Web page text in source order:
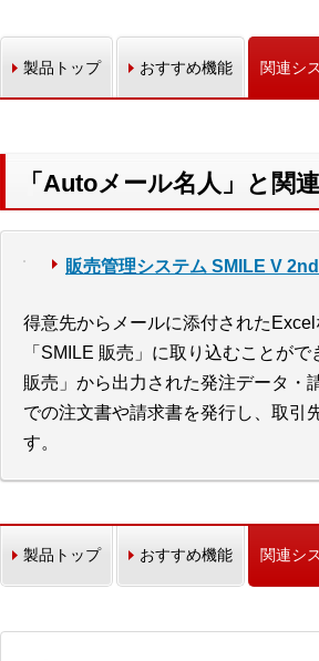
製品トップ おすすめ機能 関連シ
「Autoメール名人」と関
販売管理システム SMILE V
得意先からメールに添付された
「SMILE 販売」に取り込むことが
販売」から出力された発注データ・
での注文書や請求書を発行し、取引
す。
製品トップ おすすめ機能 関連シ